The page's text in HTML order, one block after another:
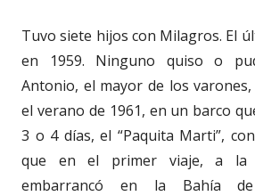
Tuvo siete hijos con Milagros. El
en 1959. Ninguno quiso o
Antonio, el mayor de los
el verano de 1961, en un barco
3 o 4 días, el “Paquita Marti”,
que en el primer viaje, a la
embarrancó en la Bahía